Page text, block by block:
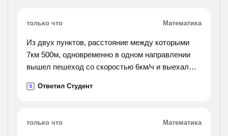
только что Математика
Из двух пунктов, расстояние между которыми
7км 500м, одновременно в одном направлении
вышел пешеход со скоростью 6км/ч и выехал
догнал пешехода через 15мин
S Ответил Студент
только что Математика